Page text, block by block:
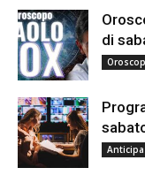
di